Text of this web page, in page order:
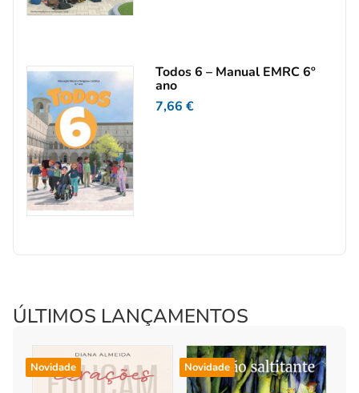
Todos 6 – Manual EMRC 6º
ano
7,66 €
ÚLTIMOS LANÇAMENTOS
Novidade Novidade